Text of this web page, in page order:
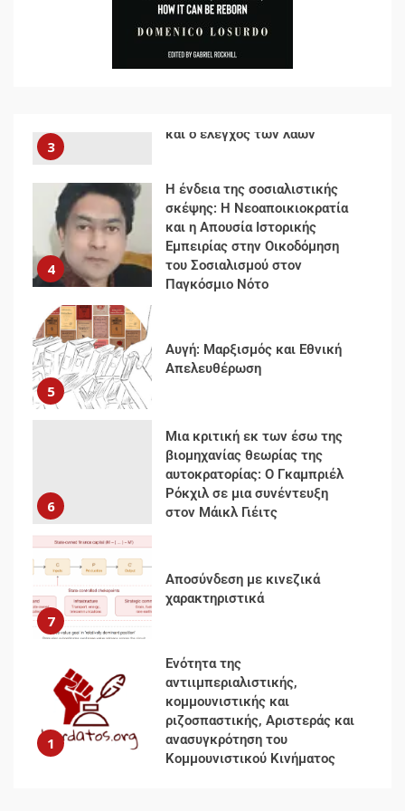
Ρεύματος
3
και ο έλεγχος των λαών
4
Η ένδεια της σοσιαλιστικής
σκέψης: Η Νεοαποικιοκρατία
και η Απουσία Ιστορικής
Εμπειρίας στην Οικοδόμηση
του Σοσιαλισμού στον
Παγκόσμιο Νότο
5
Αυγή: Μαρξισμός και Εθνική
Απελευθέρωση
6
Μια κριτική εκ των έσω της
βιομηχανίας θεωρίας της
αυτοκρατορίας: Ο Γκαμπριέλ
Ρόκχιλ σε μια συνέντευξη
στον Μάικλ Γιέιτς
7
Αποσύνδεση με κινεζικά
χαρακτηριστικά
1
Ενότητα της
αντιιμπεριαλιστικής,
κομμουνιστικής και
ριζοσπαστικής, Αριστεράς και
ανασυγκρότηση του
Κομμουνιστικού Κινήματος